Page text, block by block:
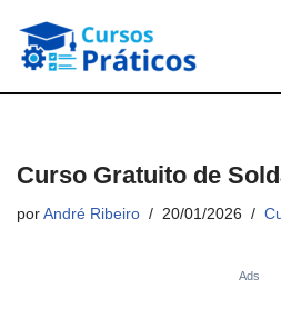
Saltar
Curso Gratuito de
por André Ribeiro 20/01/2026
Ads